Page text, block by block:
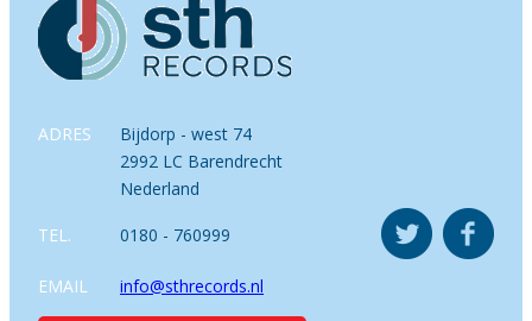
ADRES
Bijdorp - west 74
2992 LC Barendrecht
Nederland
TEL. 0180 - 760999
EMAIL info@sthrecords.nl